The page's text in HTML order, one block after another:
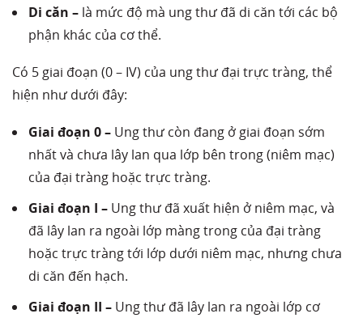
Di căn – là mức độ mà ung thư đã di căn tới các bộ
phận khác của cơ thể.
Có 5 giai đoạn (0 – IV) của ung thư đại trực tràng, thể
hiện như dưới đây:
Giai đoạn 0 – Ung thư còn đang ở giai đoạn sớm
nhất và chưa lây lan qua lớp bên trong (niêm mạc)
của đại tràng hoặc trực tràng.
Giai đoạn I – Ung thư đã xuất hiện ở niêm mạc, và
đã lây lan ra ngoài lớp màng trong của đại tràng
hoặc trực tràng tới lớp dưới niêm mạc, nhưng chưa
di căn đến hạch.
Giai đoạn II – Ung thư đã lây lan ra ngoài lớp cơ